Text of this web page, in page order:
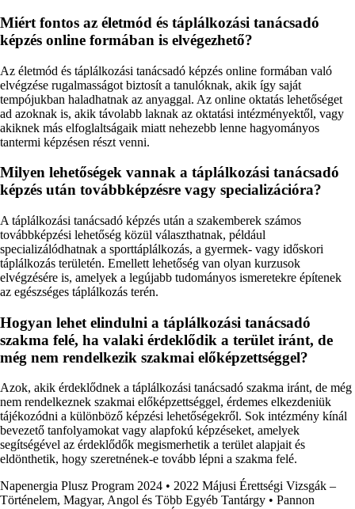
Miért fontos az életmód és táplálkozási tanácsadó
képzés online formában is elvégezhető?
Az életmód és táplálkozási tanácsadó képzés online formában való
elvégzése rugalmasságot biztosít a tanulóknak, akik így saját
tempójukban haladhatnak az anyaggal. Az online oktatás lehetőséget
ad azoknak is, akik távolabb laknak az oktatási intézményektől, vagy
akiknek más elfoglaltságaik miatt nehezebb lenne hagyományos
tantermi képzésen részt venni.
Milyen lehetőségek vannak a táplálkozási tanácsadó
képzés után továbbképzésre vagy specializációra?
A táplálkozási tanácsadó képzés után a szakemberek számos
továbbképzési lehetőség közül választhatnak, például
specializálódhatnak a sporttáplálkozás, a gyermek- vagy időskori
táplálkozás területén. Emellett lehetőség van olyan kurzusok
elvégzésére is, amelyek a legújabb tudományos ismeretekre építenek
az egészséges táplálkozás terén.
Hogyan lehet elindulni a táplálkozási tanácsadó
szakma felé, ha valaki érdeklődik a terület iránt, de
még nem rendelkezik szakmai előképzettséggel?
Azok, akik érdeklődnek a táplálkozási tanácsadó szakma iránt, de még
nem rendelkeznek szakmai előképzettséggel, érdemes elkezdeniük
tájékozódni a különböző képzési lehetőségekről. Sok intézmény kínál
bevezető tanfolyamokat vagy alapfokú képzéseket, amelyek
segítségével az érdeklődők megismerhetik a terület alapjait és
eldönthetik, hogy szeretnének-e tovább lépni a szakma felé.
Napenergia Plusz Program 2024 • 2022 Májusi Érettségi Vizsgák –
Történelem, Magyar, Angol és Több Egyéb Tantárgy • Pannon